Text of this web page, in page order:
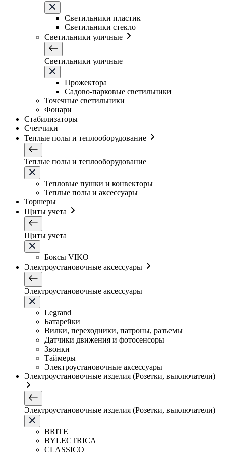
Светильники плаcтик
Светильники стекло
Светильники уличные
Светильники уличные
Прожектора
Садово-парковые светильники
Точечные светильники
Фонари
Стабилизаторы
Счетчики
Теплые полы и теплооборудование
Теплые полы и теплооборудование
Тепловые пушки и конвекторы
Теплые полы и аксессуары
Торшеры
Щиты учета
Щиты учета
Боксы VIKO
Электроустановочные аксессуары
Электроустановочные аксессуары
Legrand
Батарейки
Вилки, переходники, патроны, разъемы
Датчики движения и фотосенсоры
Звонки
Таймеры
Электроустановочные аксессуары
Электроустановочные изделия (Розетки, выключатели)
Электроустановочные изделия (Розетки, выключатели)
BRITE
BYLECTRICA
CLASSICO